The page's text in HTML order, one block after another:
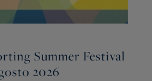
Summer Festival
2026